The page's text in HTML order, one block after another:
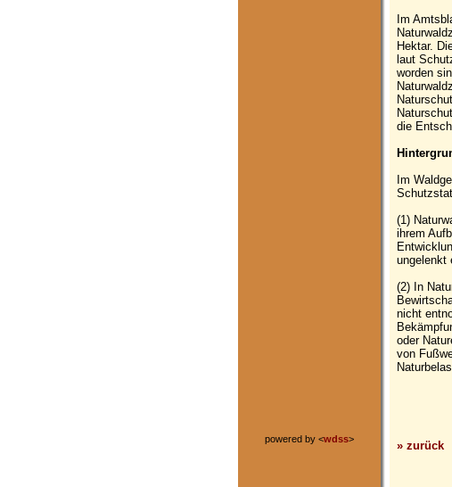
powered by <wdss>
Im
Hektar.
laut
worden
die
Im
(1)
ihrem
ungelenkt
(2) In
nicht
oder
von
» zurück